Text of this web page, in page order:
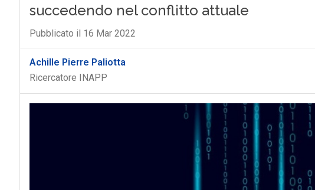
succedendo nel conflitto attuale
Pubblicato il 16 Mar 2022
Achille Pierre Paliotta
Ricercatore INAPP